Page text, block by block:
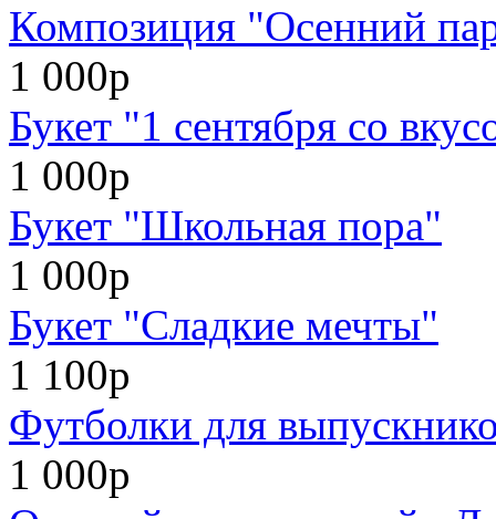
Композиция "Осенний
1 000р
Букет "1 сентября со
1 000р
Букет "Школьная пора"
1 000р
Букет "Сладкие мечты"
1 100р
Футболки для
1 000р